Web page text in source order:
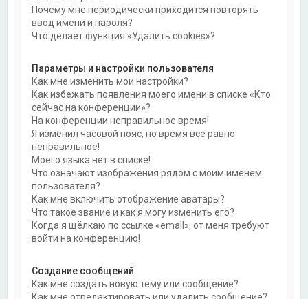
Почему мне периодически приходится повторять
ввод имени и пароля?
Что делает функция «Удалить cookies»?
Параметры и настройки пользователя
Как мне изменить мои настройки?
Как избежать появления моего имени в списке «Кто
сейчас на конференции»?
На конференции неправильное время!
Я изменил часовой пояс, но время всё равно
неправильное!
Моего языка нет в списке!
Что означают изображения рядом с моим именем
пользователя?
Как мне включить отображение аватары?
Что такое звание и как я могу изменить его?
Когда я щёлкаю по ссылке «email», от меня требуют
войти на конференцию!
Создание сообщений
Как мне создать новую тему или сообщение?
Как мне отредактировать или удалить сообщение?